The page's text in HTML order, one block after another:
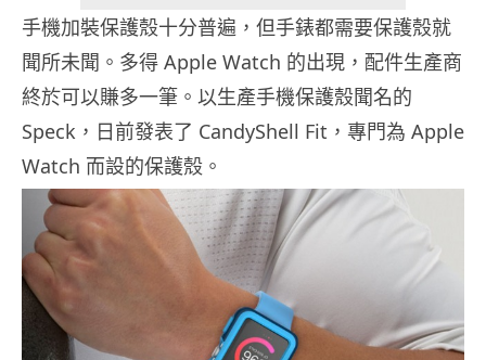
手機加裝保護殼十分普遍，但手錶都需要保護殼就
聞所未聞。多得 Apple Watch 的出現，配件生產商
終於可以賺多一筆。以生產手機保護殼聞名的
Speck，日前發表了 CandyShell Fit，專門為 Apple
Watch 而設的保護殼。